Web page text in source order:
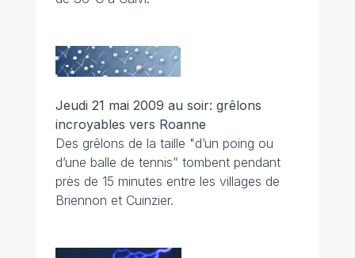
Jeudi 21 mai 2009 au soir: grêlons
incroyables vers Roanne
Des grêlons de la taille "d’un poing ou
d’une balle de tennis” tombent pendant
près de 15 minutes entre les villages de
Briennon et Cuinzier.